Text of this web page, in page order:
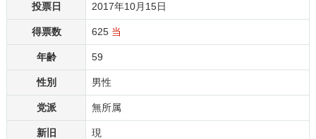
投票日 2017年10月15日
得票数 625 当
年齢 59
性別 男性
党派 無所属
新旧 現